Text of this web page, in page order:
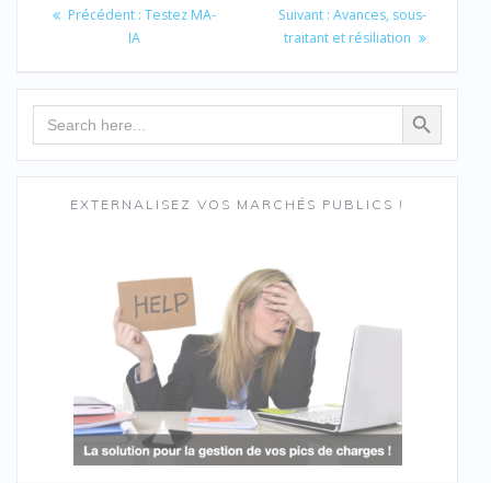
de Précédent : Article
Testez MA-
IA
Suivant : Article
suivant
Avances, sous-
traitant et résiliation
Search Search Button
EXTERNALISEZ VOS MARCHÉS PUBLICS !